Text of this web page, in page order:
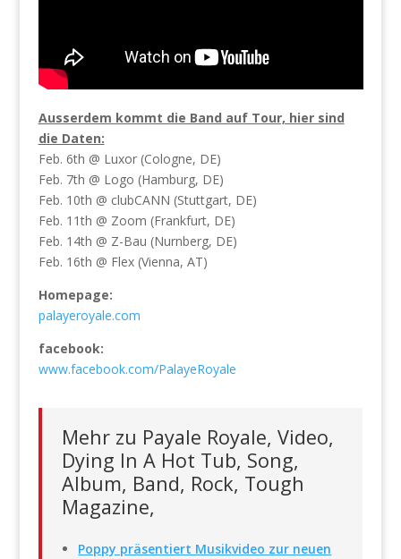
Ausserdem kommt die Band auf Tour, hier sind
die Daten:
Feb. 6th @ Luxor (Cologne, DE)
Feb. 7th @ Logo (Hamburg, DE)
Feb. 10th @ clubCANN (Stuttgart, DE)
Feb. 11th @ Zoom (Frankfurt, DE)
Feb. 14th @ Z-Bau (Nurnberg, DE)
Feb. 16th @ Flex (Vienna, AT)
Homepage:
palayeroyale.com
facebook:
www.facebook.com/PalayeRoyale
Mehr zu Payale Royale, Video,
Dying In A Hot Tub, Song,
Album, Band, Rock, Tough
Magazine,
Poppy präsentiert Musikvideo zur neuen